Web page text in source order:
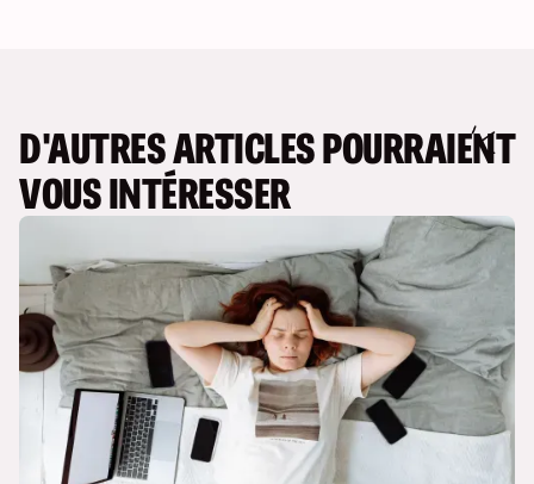
D'AUTRES ARTICLES POURRAIENT
VOUS INTÉRESSER